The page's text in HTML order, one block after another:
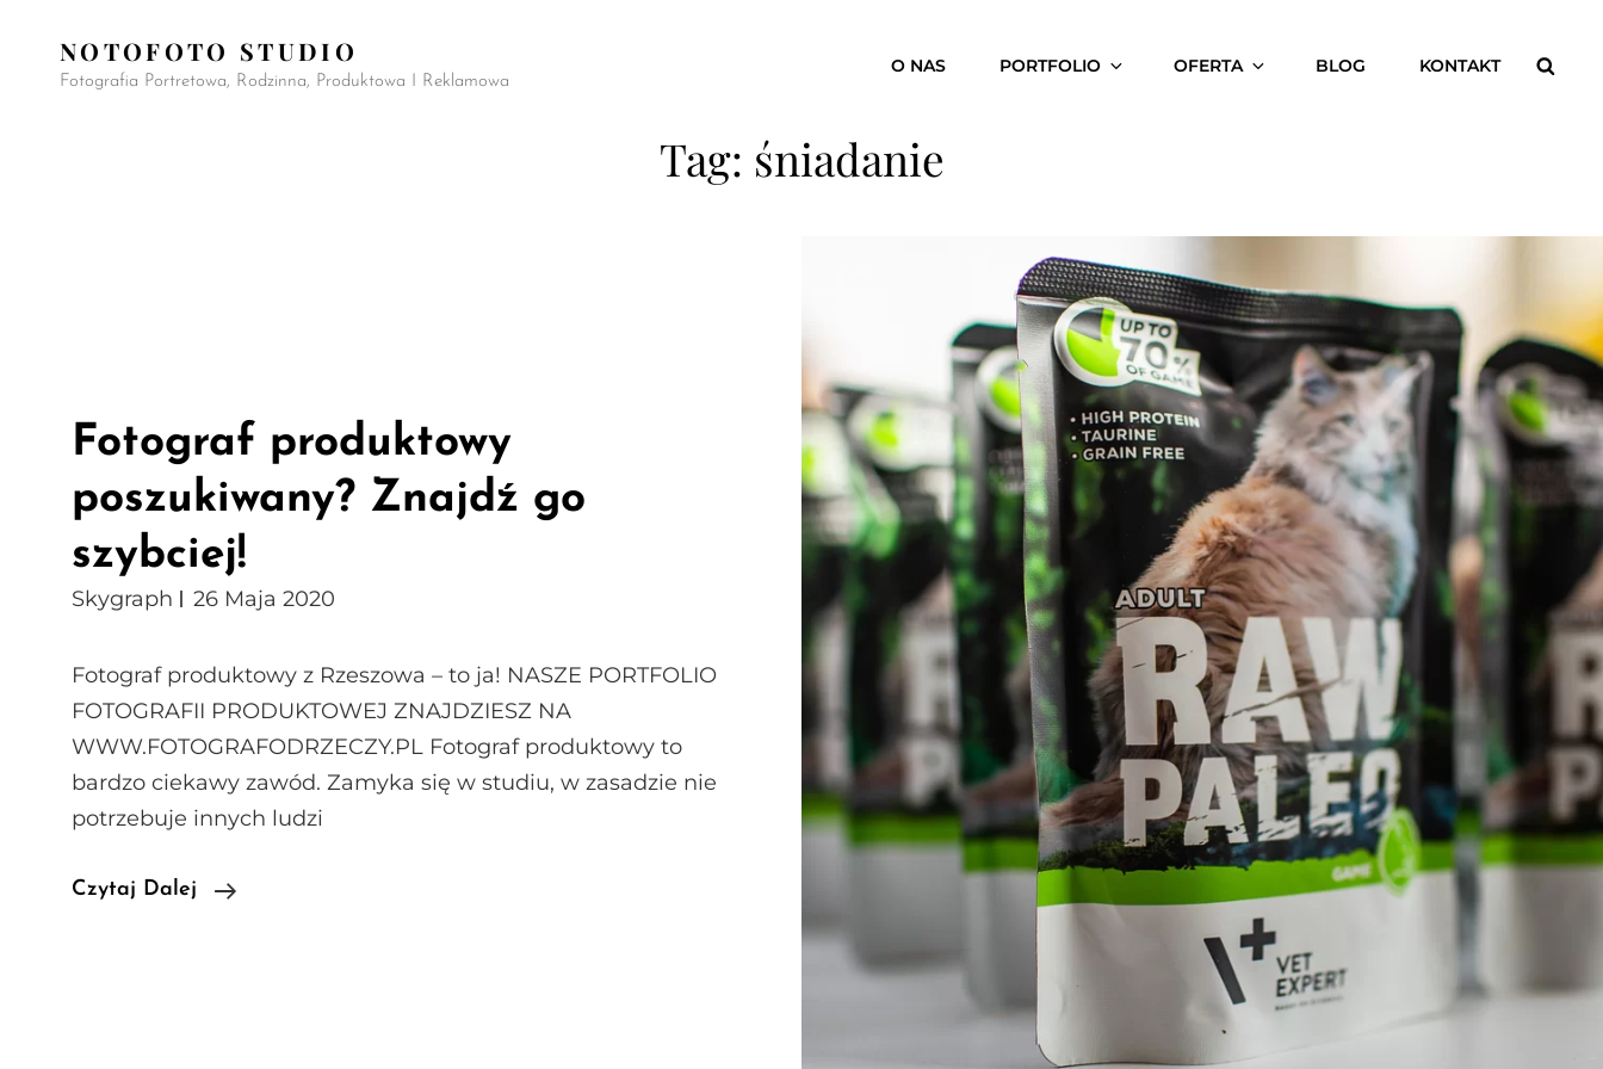
NOTOFOTO STUDIO
Fotografia Portretowa, Rodzinna, Produktowa I Reklamowa
O NAS PORTFOLIO OFERTA BLOG KONTAKT
Tag: śniadanie
Fotograf produktowy
poszukiwany? Znajdź go
szybciej!
Skygraph 26 Maja 2020
Fotograf produktowy z Rzeszowa – to ja! NASZE PORTFOLIO
FOTOGRAFII PRODUKTOWEJ ZNAJDZIESZ NA
WWW.FOTOGRAFODRZECZY.PL Fotograf produktowy to
bardzo ciekawy zawód. Zamyka się w studiu, w zasadzie nie
potrzebuje innych ludzi
Czytaj Dalej
Fotograf